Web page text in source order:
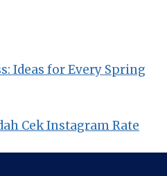
Ideas for Every Spring
Cek Instagram Rate